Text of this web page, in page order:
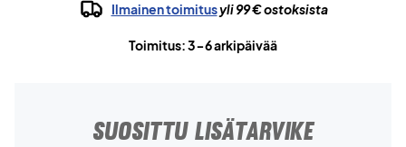
Ilmainen toimitusyli 99 € ostoksista
Toimitus: 3-6 arkipäivää
SUOSITTU LISÄTARVIKE